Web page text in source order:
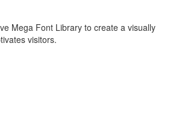
Mega Font Library to create a visually
visitors.